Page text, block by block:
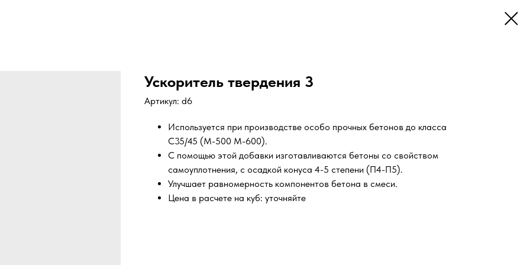
Ускоритель твердения 3
Артикул: d6
Используется при производстве особо прочных бетонов до класса
С35/45 (М-500 М-600).
С помощью этой добавки изготавливаются бетоны со свойством
самоуплотнения, с осадкой конуса 4-5 степени (П4-П5).
Улучшает равномерность компонентов бетона в смеси.
Цена в расчете на куб: уточняйте